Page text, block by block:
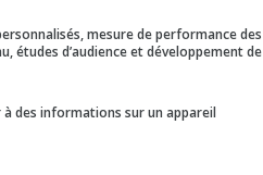
mesure de performance des
études d’audience et développement de
des informations sur un appareil